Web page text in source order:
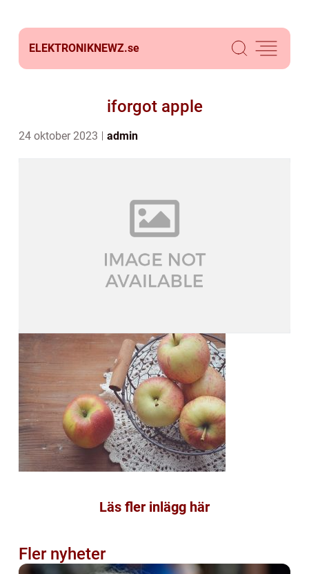
ELEKTRONIKNEWZ.se
iforgot apple
24 oktober 2023 admin
Läs fler inlägg här
Fler nyheter